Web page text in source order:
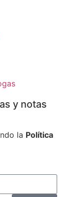
y notas
la Política